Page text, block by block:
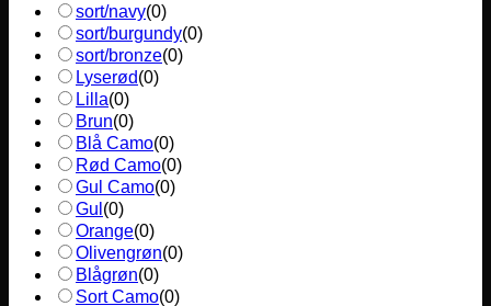
sort/navy(0)
sort/burgundy(0)
sort/bronze(0)
Lyserød(0)
Lilla(0)
Brun(0)
Blå Camo(0)
Rød Camo(0)
Gul Camo(0)
Gul (0)
Orange(0)
Olivengrøn(0)
Blågrøn(0)
Sort Camo(0)